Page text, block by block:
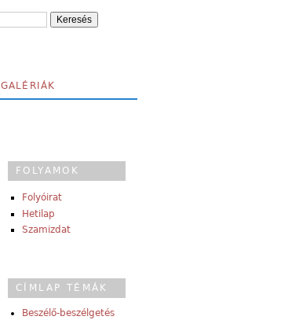
GALÉRIÁK
FOLYAMOK
Folyóirat
Hetilap
Szamizdat
CÍMLAP TÉMÁK
Beszélő-beszélgetés